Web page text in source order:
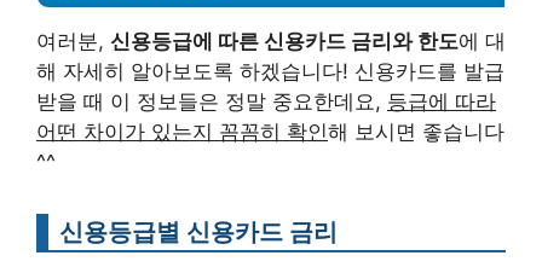
여러분, 신용등급에 따른 신용카드 금리와 한도에 대
해 자세히 알아보도록 하겠습니다! 신용카드를 발급
받을 때 이 정보들은 정말 중요한데요, 등급에 따라
어떤 차이가 있는지 꼼꼼히 확인해 보시면 좋습니다
^^
신용등급별 신용카드 금리